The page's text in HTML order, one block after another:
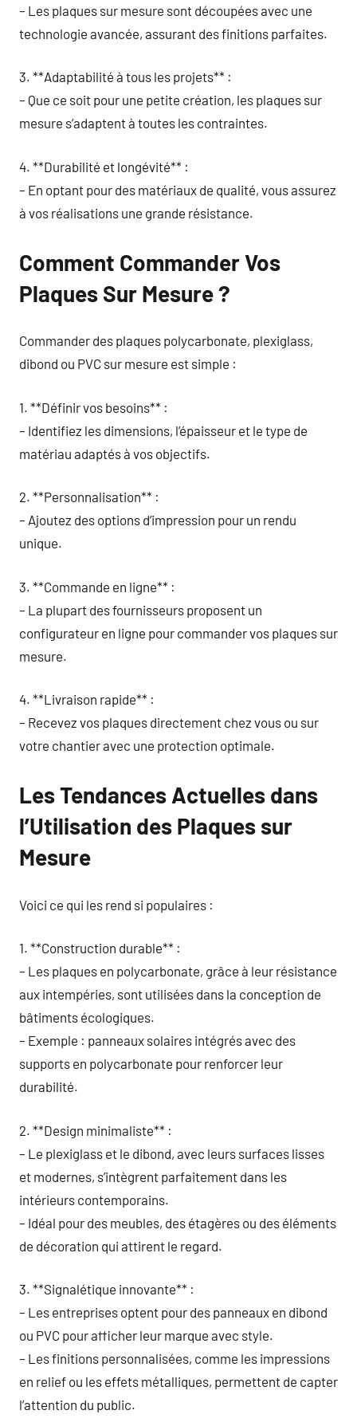
– Les plaques sur mesure sont découpées avec une
technologie avancée, assurant des finitions parfaites.
3. **Adaptabilité à tous les projets** :
– Que ce soit pour une petite création, les plaques sur
mesure s’adaptent à toutes les contraintes.
4. **Durabilité et longévité** :
– En optant pour des matériaux de qualité, vous assurez
à vos réalisations une grande résistance.
Comment Commander Vos
Plaques Sur Mesure ?
Commander des plaques polycarbonate, plexiglass,
dibond ou PVC sur mesure est simple :
1. **Définir vos besoins** :
– Identifiez les dimensions, l’épaisseur et le type de
matériau adaptés à vos objectifs.
2. **Personnalisation** :
– Ajoutez des options d’impression pour un rendu
unique.
3. **Commande en ligne** :
– La plupart des fournisseurs proposent un
configurateur en ligne pour commander vos plaques sur
mesure.
4. **Livraison rapide** :
– Recevez vos plaques directement chez vous ou sur
votre chantier avec une protection optimale.
Les Tendances Actuelles dans
l’Utilisation des Plaques sur
Mesure
Voici ce qui les rend si populaires :
1. **Construction durable** :
– Les plaques en polycarbonate, grâce à leur résistance
aux intempéries, sont utilisées dans la conception de
bâtiments écologiques.
– Exemple : panneaux solaires intégrés avec des
supports en polycarbonate pour renforcer leur
durabilité.
2. **Design minimaliste** :
– Le plexiglass et le dibond, avec leurs surfaces lisses
et modernes, s’intègrent parfaitement dans les
intérieurs contemporains.
– Idéal pour des meubles, des étagères ou des éléments
de décoration qui attirent le regard.
3. **Signalétique innovante** :
– Les entreprises optent pour des panneaux en dibond
ou PVC pour afficher leur marque avec style.
– Les finitions personnalisées, comme les impressions
en relief ou les effets métalliques, permettent de capter
l’attention du public.